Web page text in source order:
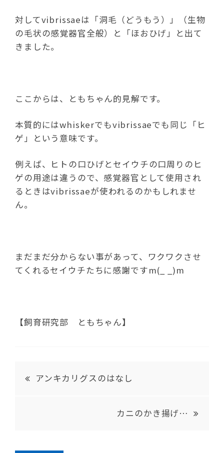
対してvibrissaeは「洞毛（どうもう）」（生物
の毛状の感覚器官全般）と「ほおひげ」と出て
きました。
ここからは、ともちゃん的見解です。
本質的にはwhiskerでもvibrissaeでも同じ「ヒ
ゲ」という意味です。
例えば、ヒトの口ひげとセイウチの口周りのヒ
ゲの用途は違うので、感覚器官として使用され
るときはvibrissaeが使われるのかもしれませ
ん。
まだまだ分からない事があって、ワクワクさせ
てくれるセイウチたちに感謝ですm(_ _)m
【飼育研究部 ともちゃん】
アンキカリグスのはなし
カニのかき揚げ…